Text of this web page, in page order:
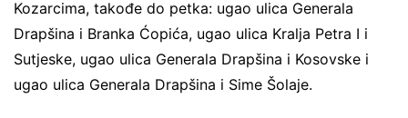
Kozarcima, takođe do petka: ugao ulica Generala
Drapšina i Branka Ćopića, ugao ulica Kralja Petra I i
Sutjeske, ugao ulica Generala Drapšina i Kosovske i
ugao ulica Generala Drapšina i Sime Šolaje.